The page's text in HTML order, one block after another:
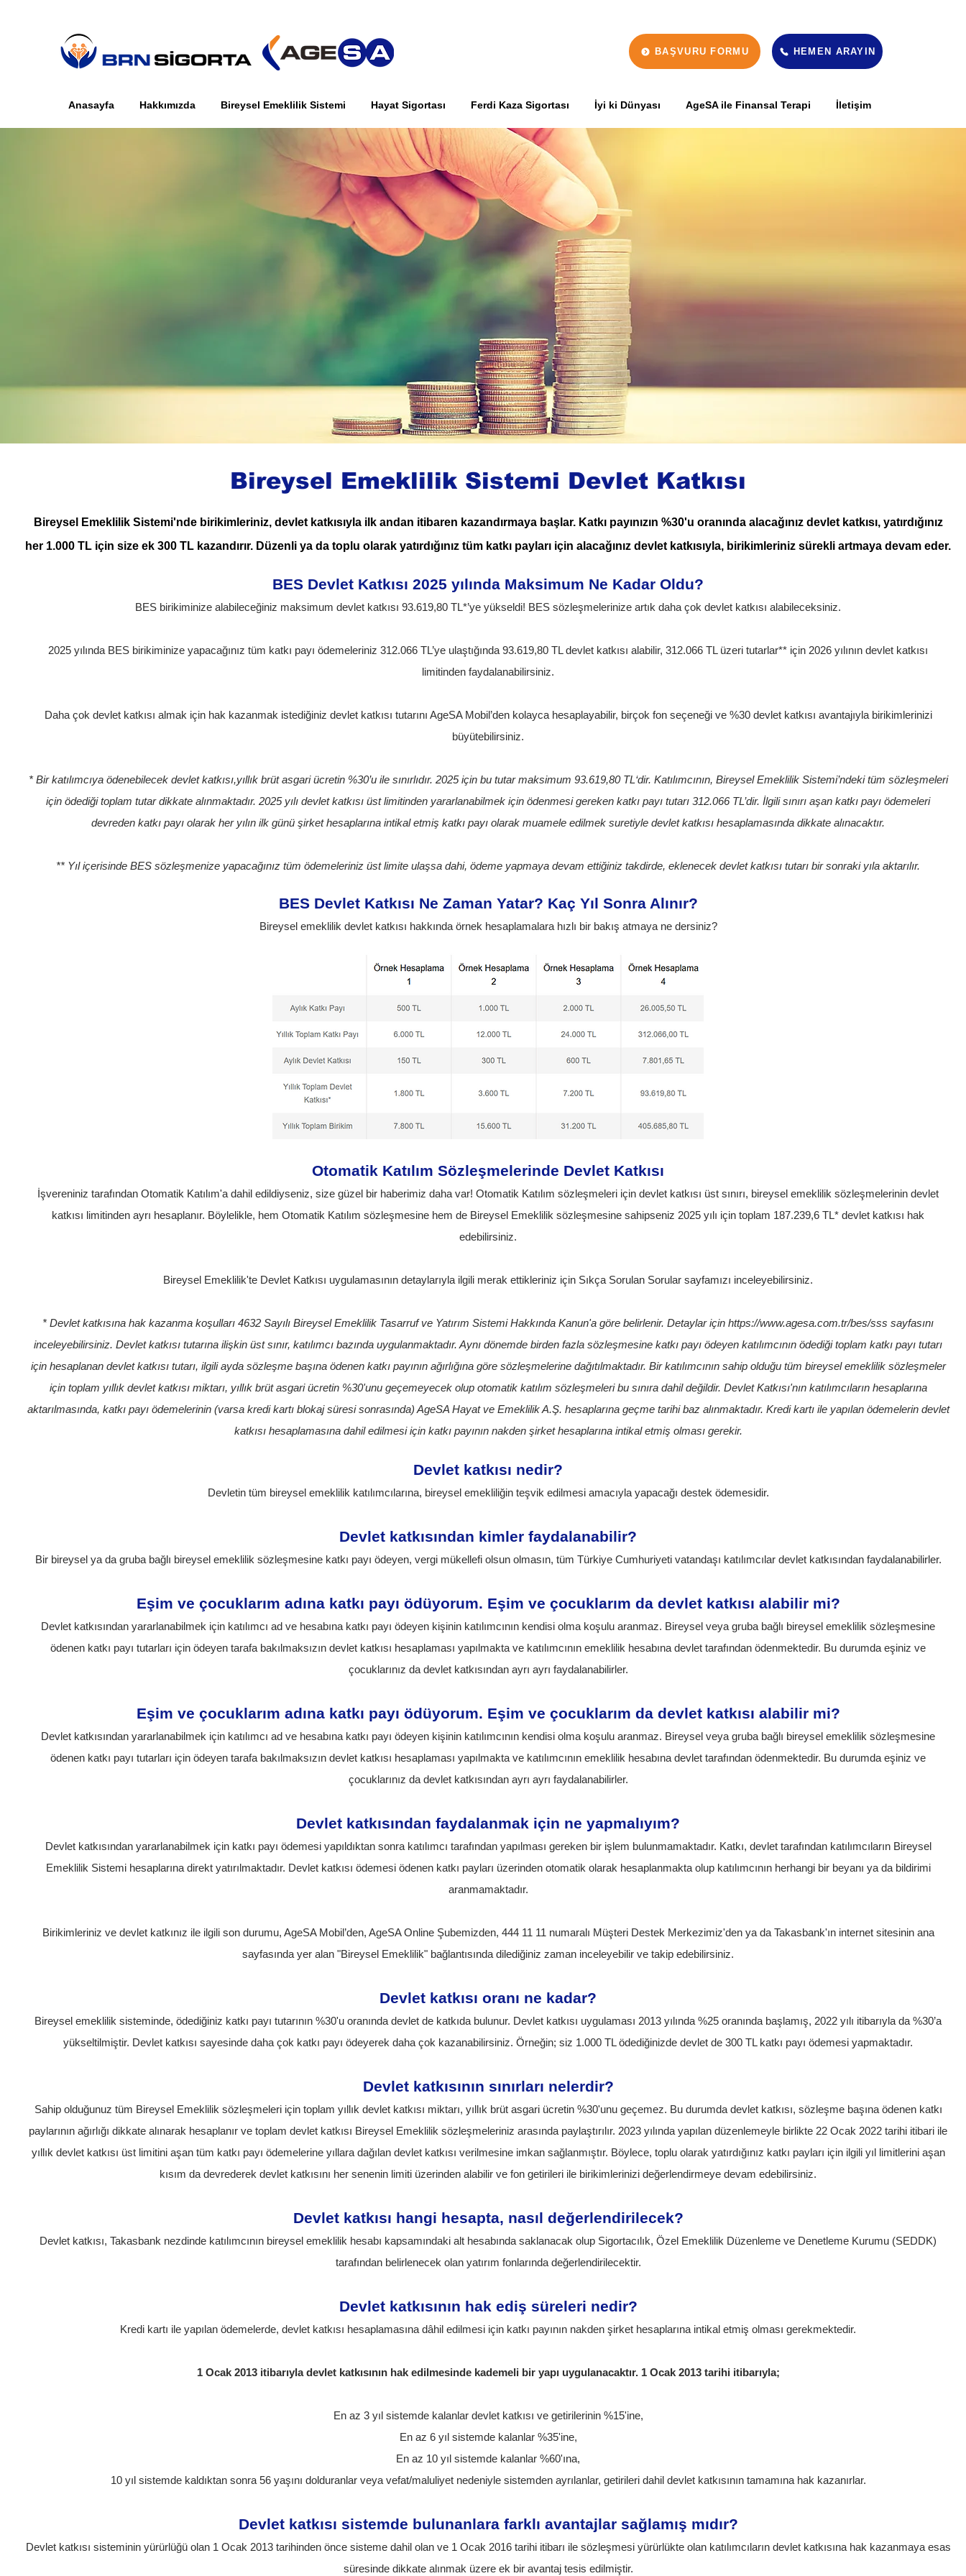
BAŞVURU FORMU HEMEN ARAYIN
Anasayfa Hakkımızda Bireysel Emeklilik Sistemi Hayat Sigortası Ferdi Kaza Sigortası İyi ki Dünyası AgeSA ile Finansal Terapi İletişim
Bireysel Emeklilik Sistemi Devlet Katkısı
Bireysel Emeklilik Sistemi'nde birikimleriniz, devlet katkısıyla ilk andan itibaren kazandırmaya başlar. Katkı payınızın %30'u oranında alacağınız devlet katkısı, yatırdığınız
her 1.000 TL için size ek 300 TL kazandırır. Düzenli ya da toplu olarak yatırdığınız tüm katkı payları için alacağınız devlet katkısıyla, birikimleriniz sürekli artmaya devam eder.
BES Devlet Katkısı 2025 yılında Maksimum Ne Kadar Oldu?
BES birikiminize alabileceğiniz maksimum devlet katkısı 93.619,80 TL*’ye yükseldi! BES sözleşmelerinize artık daha çok devlet katkısı alabileceksiniz.
2025 yılında BES birikiminize yapacağınız tüm katkı payı ödemeleriniz 312.066 TL’ye ulaştığında 93.619,80 TL devlet katkısı alabilir, 312.066 TL üzeri tutarlar** için 2026 yılının devlet katkısı
limitinden faydalanabilirsiniz.
Daha çok devlet katkısı almak için hak kazanmak istediğiniz devlet katkısı tutarını AgeSA Mobil’den kolayca hesaplayabilir, birçok fon seçeneği ve %30 devlet katkısı avantajıyla birikimlerinizi
büyütebilirsiniz.
* Bir katılımcıya ödenebilecek devlet katkısı,yıllık brüt asgari ücretin %30’u ile sınırlıdır. 2025 için bu tutar maksimum 93.619,80 TL‘dir. Katılımcının, Bireysel Emeklilik Sistemi’ndeki tüm sözleşmeleri
için ödediği toplam tutar dikkate alınmaktadır. 2025 yılı devlet katkısı üst limitinden yararlanabilmek için ödenmesi gereken katkı payı tutarı 312.066 TL’dir. İlgili sınırı aşan katkı payı ödemeleri
devreden katkı payı olarak her yılın ilk günü şirket hesaplarına intikal etmiş katkı payı olarak muamele edilmek suretiyle devlet katkısı hesaplamasında dikkate alınacaktır.
** Yıl içerisinde BES sözleşmenize yapacağınız tüm ödemeleriniz üst limite ulaşsa dahi, ödeme yapmaya devam ettiğiniz takdirde, eklenecek devlet katkısı tutarı bir sonraki yıla aktarılır.
BES Devlet Katkısı Ne Zaman Yatar? Kaç Yıl Sonra Alınır?
Bireysel emeklilik devlet katkısı hakkında örnek hesaplamalara hızlı bir bakış atmaya ne dersiniz?
Otomatik Katılım Sözleşmelerinde Devlet Katkısı
İşvereniniz tarafından Otomatik Katılım'a dahil edildiyseniz, size güzel bir haberimiz daha var! Otomatik Katılım sözleşmeleri için devlet katkısı üst sınırı, bireysel emeklilik sözleşmelerinin devlet
katkısı limitinden ayrı hesaplanır. Böylelikle, hem Otomatik Katılım sözleşmesine hem de Bireysel Emeklilik sözleşmesine sahipseniz 2025 yılı için toplam 187.239,6 TL* devlet katkısı hak
edebilirsiniz.
Bireysel Emeklilik'te Devlet Katkısı uygulamasının detaylarıyla ilgili merak ettikleriniz için Sıkça Sorulan Sorular sayfamızı inceleyebilirsiniz.
* Devlet katkısına hak kazanma koşulları 4632 Sayılı Bireysel Emeklilik Tasarruf ve Yatırım Sistemi Hakkında Kanun'a göre belirlenir. Detaylar için https://www.agesa.com.tr/bes/sss sayfasını
inceleyebilirsiniz. Devlet katkısı tutarına ilişkin üst sınır, katılımcı bazında uygulanmaktadır. Aynı dönemde birden fazla sözleşmesine katkı payı ödeyen katılımcının ödediği toplam katkı payı tutarı
için hesaplanan devlet katkısı tutarı, ilgili ayda sözleşme başına ödenen katkı payının ağırlığına göre sözleşmelerine dağıtılmaktadır. Bir katılımcının sahip olduğu tüm bireysel emeklilik sözleşmeler
için toplam yıllık devlet katkısı miktarı, yıllık brüt asgari ücretin %30'unu geçemeyecek olup otomatik katılım sözleşmeleri bu sınıra dahil değildir. Devlet Katkısı'nın katılımcıların hesaplarına
aktarılmasında, katkı payı ödemelerinin (varsa kredi kartı blokaj süresi sonrasında) AgeSA Hayat ve Emeklilik A.Ş. hesaplarına geçme tarihi baz alınmaktadır. Kredi kartı ile yapılan ödemelerin devlet
katkısı hesaplamasına dahil edilmesi için katkı payının nakden şirket hesaplarına intikal etmiş olması gerekir.
Devlet katkısı nedir?
Devletin tüm bireysel emeklilik katılımcılarına, bireysel emekliliğin teşvik edilmesi amacıyla yapacağı destek ödemesidir.
Devlet katkısından kimler faydalanabilir?
Bir bireysel ya da gruba bağlı bireysel emeklilik sözleşmesine katkı payı ödeyen, vergi mükellefi olsun olmasın, tüm Türkiye Cumhuriyeti vatandaşı katılımcılar devlet katkısından faydalanabilirler.
Eşim ve çocuklarım adına katkı payı ödüyorum. Eşim ve çocuklarım da devlet katkısı alabilir mi?
Devlet katkısından yararlanabilmek için katılımcı ad ve hesabına katkı payı ödeyen kişinin katılımcının kendisi olma koşulu aranmaz. Bireysel veya gruba bağlı bireysel emeklilik sözleşmesine
ödenen katkı payı tutarları için ödeyen tarafa bakılmaksızın devlet katkısı hesaplaması yapılmakta ve katılımcının emeklilik hesabına devlet tarafından ödenmektedir. Bu durumda eşiniz ve
çocuklarınız da devlet katkısından ayrı ayrı faydalanabilirler.
Eşim ve çocuklarım adına katkı payı ödüyorum. Eşim ve çocuklarım da devlet katkısı alabilir mi?
Devlet katkısından yararlanabilmek için katılımcı ad ve hesabına katkı payı ödeyen kişinin katılımcının kendisi olma koşulu aranmaz. Bireysel veya gruba bağlı bireysel emeklilik sözleşmesine
ödenen katkı payı tutarları için ödeyen tarafa bakılmaksızın devlet katkısı hesaplaması yapılmakta ve katılımcının emeklilik hesabına devlet tarafından ödenmektedir. Bu durumda eşiniz ve
çocuklarınız da devlet katkısından ayrı ayrı faydalanabilirler.
Devlet katkısından faydalanmak için ne yapmalıyım?
Devlet katkısından yararlanabilmek için katkı payı ödemesi yapıldıktan sonra katılımcı tarafından yapılması gereken bir işlem bulunmamaktadır. Katkı, devlet tarafından katılımcıların Bireysel
Emeklilik Sistemi hesaplarına direkt yatırılmaktadır. Devlet katkısı ödemesi ödenen katkı payları üzerinden otomatik olarak hesaplanmakta olup katılımcının herhangi bir beyanı ya da bildirimi
aranmamaktadır.
Birikimleriniz ve devlet katkınız ile ilgili son durumu, AgeSA Mobil’den, AgeSA Online Şubemizden, 444 11 11 numaralı Müşteri Destek Merkezimiz'den ya da Takasbank'ın internet sitesinin ana
sayfasında yer alan "Bireysel Emeklilik" bağlantısında dilediğiniz zaman inceleyebilir ve takip edebilirsiniz.
Devlet katkısı oranı ne kadar?
Bireysel emeklilik sisteminde, ödediğiniz katkı payı tutarının %30'u oranında devlet de katkıda bulunur. Devlet katkısı uygulaması 2013 yılında %25 oranında başlamış, 2022 yılı itibarıyla da %30’a
yükseltilmiştir. Devlet katkısı sayesinde daha çok katkı payı ödeyerek daha çok kazanabilirsiniz. Örneğin; siz 1.000 TL ödediğinizde devlet de 300 TL katkı payı ödemesi yapmaktadır.
Devlet katkısının sınırları nelerdir?
Sahip olduğunuz tüm Bireysel Emeklilik sözleşmeleri için toplam yıllık devlet katkısı miktarı, yıllık brüt asgari ücretin %30'unu geçemez. Bu durumda devlet katkısı, sözleşme başına ödenen katkı
paylarının ağırlığı dikkate alınarak hesaplanır ve toplam devlet katkısı Bireysel Emeklilik sözleşmeleriniz arasında paylaştırılır. 2023 yılında yapılan düzenlemeyle birlikte 22 Ocak 2022 tarihi itibari ile
yıllık devlet katkısı üst limitini aşan tüm katkı payı ödemelerine yıllara dağılan devlet katkısı verilmesine imkan sağlanmıştır. Böylece, toplu olarak yatırdığınız katkı payları için ilgili yıl limitlerini aşan
kısım da devrederek devlet katkısını her senenin limiti üzerinden alabilir ve fon getirileri ile birikimlerinizi değerlendirmeye devam edebilirsiniz.
Devlet katkısı hangi hesapta, nasıl değerlendirilecek?
Devlet katkısı, Takasbank nezdinde katılımcının bireysel emeklilik hesabı kapsamındaki alt hesabında saklanacak olup Sigortacılık, Özel Emeklilik Düzenleme ve Denetleme Kurumu (SEDDK)
tarafından belirlenecek olan yatırım fonlarında değerlendirilecektir.
Devlet katkısının hak ediş süreleri nedir?
Kredi kartı ile yapılan ödemelerde, devlet katkısı hesaplamasına dâhil edilmesi için katkı payının nakden şirket hesaplarına intikal etmiş olması gerekmektedir.
1 Ocak 2013 itibarıyla devlet katkısının hak edilmesinde kademeli bir yapı uygulanacaktır. 1 Ocak 2013 tarihi itibarıyla;
En az 3 yıl sistemde kalanlar devlet katkısı ve getirilerinin %15'ine,
En az 6 yıl sistemde kalanlar %35'ine,
En az 10 yıl sistemde kalanlar %60'ına,
10 yıl sistemde kaldıktan sonra 56 yaşını dolduranlar veya vefat/maluliyet nedeniyle sistemden ayrılanlar, getirileri dahil devlet katkısının tamamına hak kazanırlar.
Devlet katkısı sistemde bulunanlara farklı avantajlar sağlamış mıdır?
Devlet katkısı sisteminin yürürlüğü olan 1 Ocak 2013 tarihinden önce sisteme dahil olan ve 1 Ocak 2016 tarihi itibarı ile sözleşmesi yürürlükte olan katılımcıların devlet katkısına hak kazanmaya esas
süresinde dikkate alınmak üzere ek bir avantaj tesis edilmiştir.